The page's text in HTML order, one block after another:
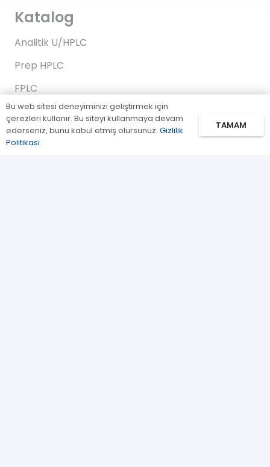
Katalog
Analitik U/HPLC
Prep HPLC
FPLC
Gaz Kromatografi
Standartlar/Reaktifler
Bu web sitesi deneyiminizi geliştirmek için
çerezleri kullanır. Bu siteyi kullanmaya devam
ederseniz, bunu kabul etmiş olursunuz. Gizlilik
Politikası
TAMAM